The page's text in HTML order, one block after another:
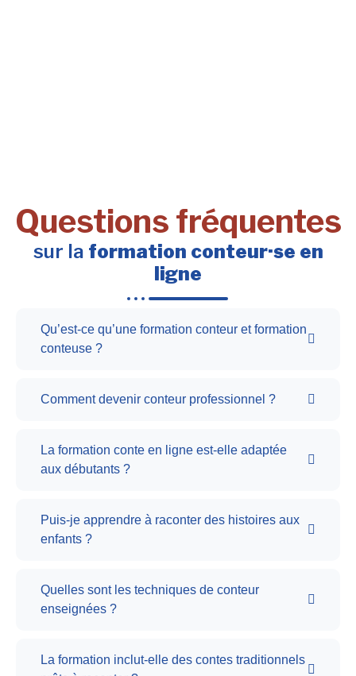
Questions fréquentes
sur la formation conteur·se en
ligne
Qu’est-ce qu’une formation conteur et formation
conteuse ?
Comment devenir conteur professionnel ?
La formation conte en ligne est-elle adaptée
aux débutants ?
Puis-je apprendre à raconter des histoires aux
enfants ?
Quelles sont les techniques de conteur
enseignées ?
La formation inclut-elle des contes traditionnels